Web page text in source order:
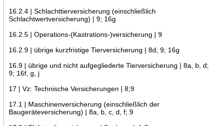
16.2.4 | Schlachttierversicherung (einschließlich
Schlachtwertversicherung) | 9; 16g
16.2.5 | Operations-(Kastrations-)versicherung | 9
16.2.9 | übrige kurzfristige Tierversicherung | 8d; 9; 16g
16.9 | übrige und nicht aufgegliederte Tierversicherung | 8a, b, d;
9; 16f, g, j
17 | Vz: Technische Versicherungen | 8;9
17.1 | Maschinenversicherung (einschließlich der
Baugeräteversicherung) | 8a, b, c, d, f; 9